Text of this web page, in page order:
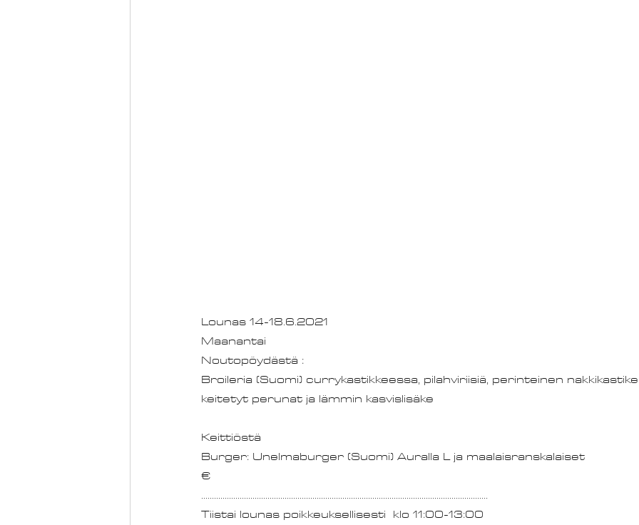
Lounas 14-18.6.2021
Broileria (Suomi) currykastikkeessa, pilahviriisiä, perinteinen
keitetyt perunat ja lämmin kasvislisäke
Keittiöstä
Burger: Unelmaburger (Suomi) Auralla L ja maalaisranskalaiset				10,00
€
......................................................................................................................................
Tiistai lounas poikkeuksellisesti  klo 11:00-13:00